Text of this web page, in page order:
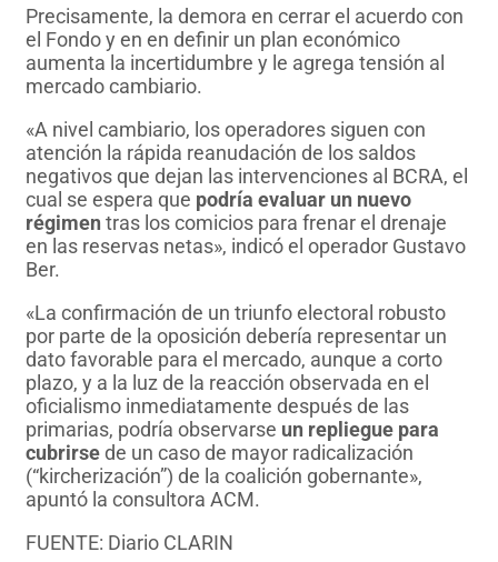
Precisamente, la demora en cerrar el acuerdo con
el Fondo y en en definir un plan económico
aumenta la incertidumbre y le agrega tensión al
mercado cambiario.
«A nivel cambiario, los operadores siguen con
atención la rápida reanudación de los saldos
negativos que dejan las intervenciones al BCRA, el
cual se espera que podría evaluar un nuevo
régimen tras los comicios para frenar el drenaje
en las reservas netas», indicó el operador Gustavo
Ber.
«La confirmación de un triunfo electoral robusto
por parte de la oposición debería representar un
dato favorable para el mercado, aunque a corto
plazo, y a la luz de la reacción observada en el
oficialismo inmediatamente después de las
primarias, podría observarse un repliegue para
cubrirsede un caso de mayor radicalización
(“kircherización”) de la coalición gobernante»,
apuntó la consultora ACM.
FUENTE: Diario CLARIN